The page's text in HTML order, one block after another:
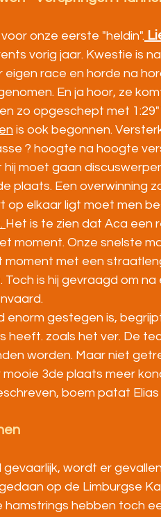
voor onze eerste "heldin".
vorig jaar. Kwestie is
eigen race en horde na
En ja hoor, ze
zo opgeschept met
is ook begonnen.
? hoogte na hoogte
moet gaan
plaats. Een overwinning
op elkaar ligt moet men
Het is te zien dat Aca een
moment. Onze snelste
moment met een
Toch is hij gevraagd om
enorm gestegen is,
heeft. zoals het ver. De
worden. Maar niet
3de plaats meer
boem patat Elias
gevaarlijk, wordt er
op de Limburgse
hebben toch